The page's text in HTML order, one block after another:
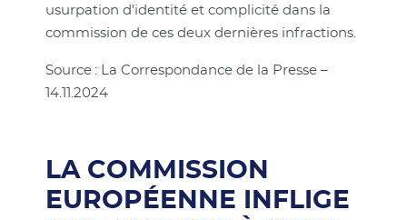
usurpation d'identité et complicité dans la
commission de ces deux dernières infractions.
Source : La Correspondance de la Presse –
14.11.2024
LA COMMISSION
EUROPÉENNE INFLIGE